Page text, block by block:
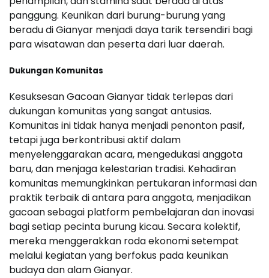
panggung. Keunikan dari burung-burung yang
beradu di Gianyar menjadi daya tarik tersendiri bagi
para wisatawan dan peserta dari luar daerah.
Dukungan Komunitas
Kesuksesan Gacoan Gianyar tidak terlepas dari
dukungan komunitas yang sangat antusias.
Komunitas ini tidak hanya menjadi penonton pasif,
tetapi juga berkontribusi aktif dalam
menyelenggarakan acara, mengedukasi anggota
baru, dan menjaga kelestarian tradisi. Kehadiran
komunitas memungkinkan pertukaran informasi dan
praktik terbaik di antara para anggota, menjadikan
gacoan sebagai platform pembelajaran dan inovasi
bagi setiap pecinta burung kicau. Secara kolektif,
mereka menggerakkan roda ekonomi setempat
melalui kegiatan yang berfokus pada keunikan
budaya dan alam Gianyar.